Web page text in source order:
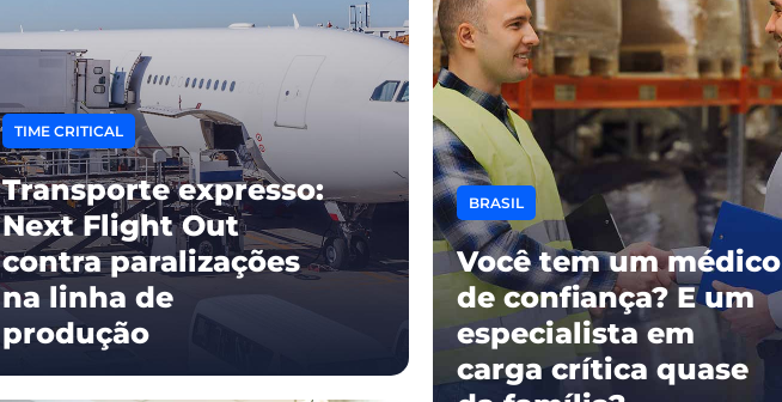
TIME CRITICAL
Transporte expresso:
Next Flight Out
contra paralizações
na linha de
produção
BRASIL
Você tem um médico
de confiança? E um
especialista em
carga crítica quase